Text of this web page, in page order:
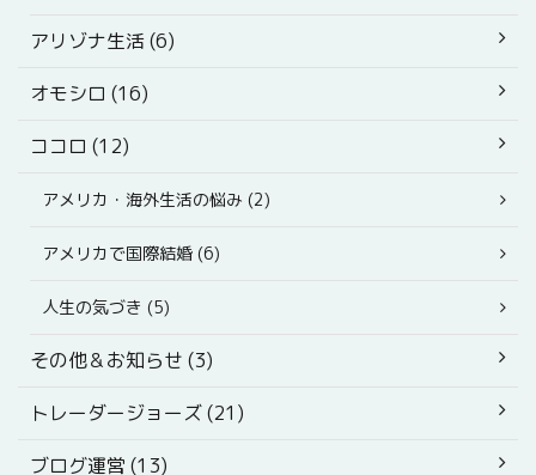
アリゾナ生活 (6)
オモシロ (16)
ココロ (12)
アメリカ・海外生活の悩み (2)
アメリカで国際結婚 (6)
人生の気づき (5)
その他＆お知らせ (3)
トレーダージョーズ (21)
ブログ運営 (13)